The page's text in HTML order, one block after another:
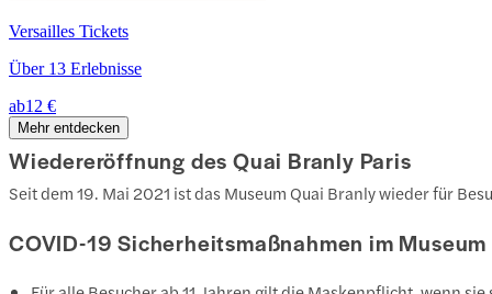
Versailles Tickets
Über 13 Erlebnisse
ab12 €
Mehr entdecken
Wiedereröffnung des Quai Branly Paris
Seit dem 19. Mai 2021 ist das Museum Quai Branly wieder für
COVID-19 Sicherheitsmaßnahmen im